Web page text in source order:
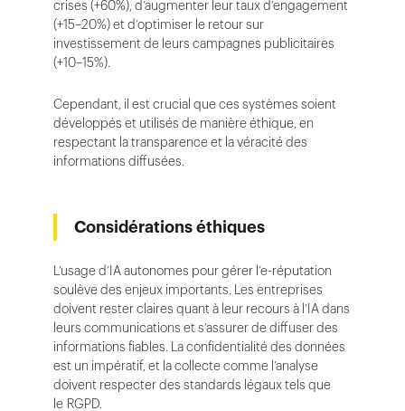
crises (+60%), d’augmenter leur taux d’engagement
(+15–20%) et d’optimiser le retour sur
investissement de leurs campagnes publicitaires
(+10–15%).
Cependant, il est crucial que ces systèmes soient
développés et utilisés de manière éthique, en
respectant la transparence et la véracité des
informations diffusées.
Considérations éthiques
L’usage d’IA autonomes pour gérer l’e-réputation
soulève des enjeux importants. Les entreprises
doivent rester claires quant à leur recours à l’IA dans
leurs communications et s’assurer de diffuser des
informations fiables. La confidentialité des données
est un impératif, et la collecte comme l’analyse
doivent respecter des standards légaux tels que
le RGPD.